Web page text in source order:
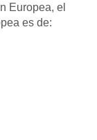
Europea, el
es de: